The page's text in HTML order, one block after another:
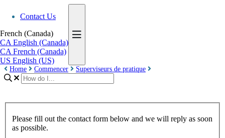
Contact Us
French (Canada)
CA English (Canada)
CA French (Canada)
US English (US)
Home Commencer Superviseurs de pratique
Please fill out the contact form below and we will reply as soon
as possible.